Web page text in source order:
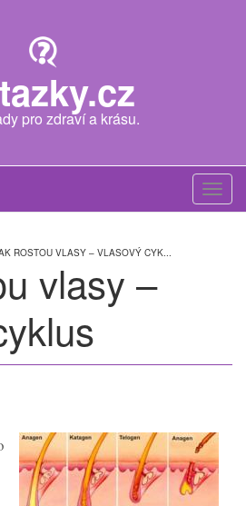
pro zdraví a krásu.
ROSTOU VLASY – VLASOVÝ CYK...
vlasy –